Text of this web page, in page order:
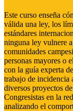
Este curso enseña
válida una ley, los
estándares
ninguna ley vulnere
comunidades
personas mayores o
con la guía experta
trabajo de incidencia
diversos proyectos
Congresistas en la
analizando el